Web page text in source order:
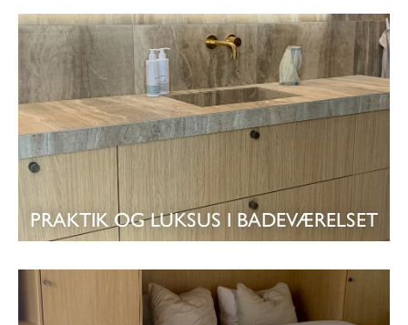
PRAKTIK OG LUKSUS I BADEVÆRELSET
SE KUNDECASE